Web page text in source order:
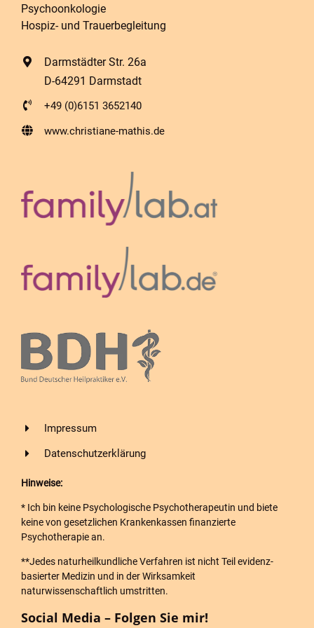
Psychoonkologie
Hospiz- und Trauerbegleitung
Darmstädter Str. 26a
D-64291 Darmstadt
+49 (0)6151 3652140
www.christiane-mathis.de
Impressum
Datenschutzerklärung
Hinweise:
* Ich bin keine Psychologische Psychotherapeutin und biete
keine von gesetzlichen Krankenkassen finanzierte
Psychotherapie an.
**Jedes naturheilkundliche Verfahren ist nicht Teil evidenz-
basierter Medizin und in der Wirksamkeit
naturwissenschaftlich umstritten.
Social Media – Folgen Sie mir!